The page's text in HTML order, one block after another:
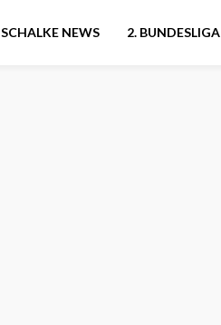
SCHALKE NEWS 2. BUNDESLIGA